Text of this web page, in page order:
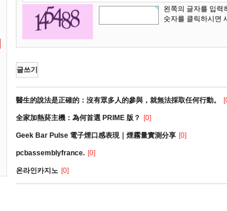
왼쪽의 글자를 입력
숫자를 클릭하시면
글쓰기
醫生的說法是正確的：沒有眾多人的參與，就無法採取任何行動。
全家加熱菸主機：為何首選 PRIME 版？ [0]
Geek Bar Pulse 電子煙口感表現｜煙霧量實測分享 [0]
pcbassemblyfrance. [0]
온라인카지노 [0]